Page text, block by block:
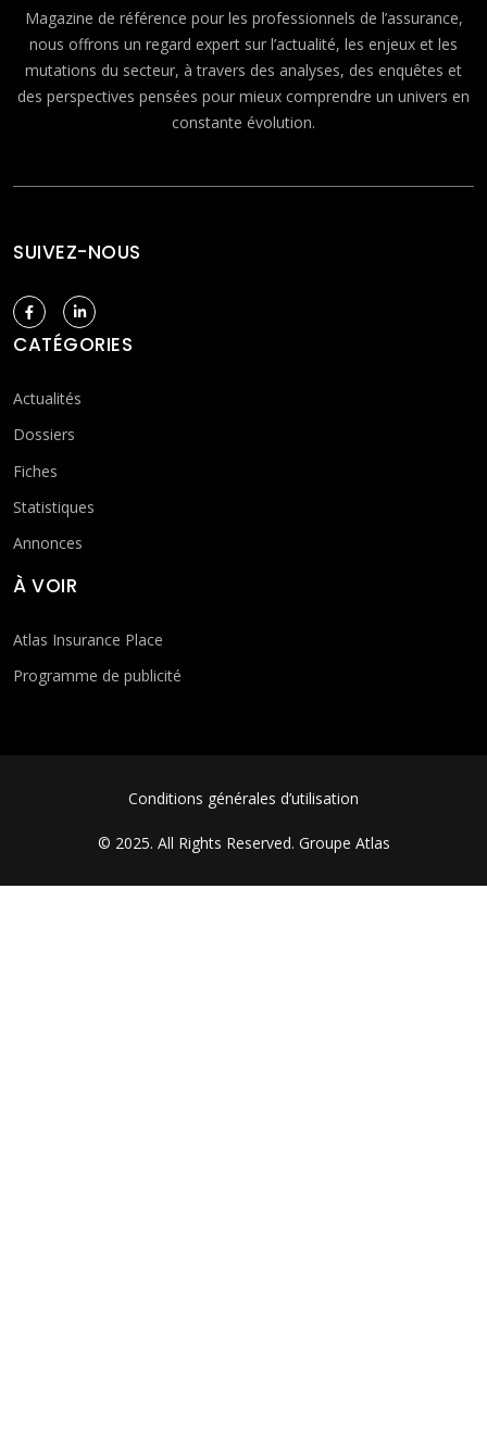
Magazine de référence pour les professionnels de l’assurance,
nous offrons un regard expert sur l’actualité, les enjeux et les
mutations du secteur, à travers des analyses, des enquêtes et
des perspectives pensées pour mieux comprendre un univers en
constante évolution.
SUIVEZ-NOUS
CATÉGORIES
Actualités
Dossiers
Fiches
Statistiques
Annonces
À VOIR
Atlas Insurance Place
Programme de publicité
FOOTER MENUConditions générales d’utilisation
© 2025. All Rights Reserved. Groupe Atlas